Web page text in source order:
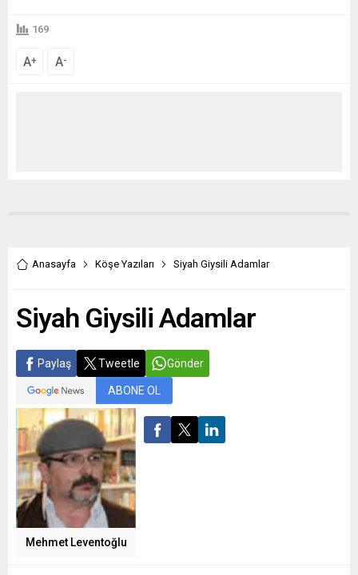
169
A+ A-
Anasayfa Köşe Yazıları Siyah Giysili Adamlar
Siyah Giysili Adamlar
Paylaş Tweetle Gönder
ABONE OL
Mehmet Leventoğlu